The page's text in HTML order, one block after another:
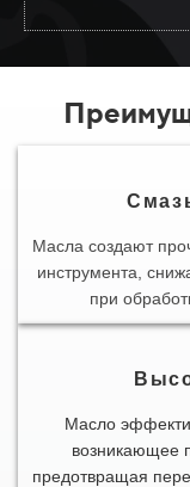
Масла создают
инструмента,
при
Масло
возникающее
предотвращая